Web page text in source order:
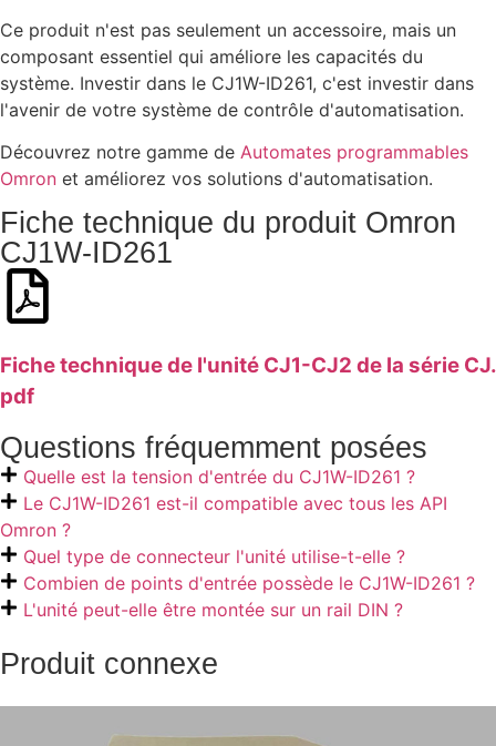
Ce produit n'est pas seulement un accessoire, mais un
composant essentiel qui améliore les capacités du
système. Investir dans le CJ1W-ID261, c'est investir dans
l'avenir de votre système de contrôle d'automatisation.
Découvrez notre gamme de Automates programmables
Omron et améliorez vos solutions d'automatisation.
Fiche technique du produit Omron
CJ1W-ID261
Fiche technique de l'unité CJ1-CJ2 de la série CJ.
pdf
Questions fréquemment posées
Quelle est la tension d'entrée du CJ1W-ID261 ?
Le CJ1W-ID261 est-il compatible avec tous les API
Omron ?
Quel type de connecteur l'unité utilise-t-elle ?
Combien de points d'entrée possède le CJ1W-ID261 ?
L'unité peut-elle être montée sur un rail DIN ?
Produit connexe